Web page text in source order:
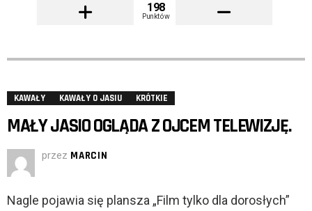
198
Punktów
KAWAŁY KAWAŁY O JASIU KRÓTKIE
MAŁY JASIO OGLĄDA Z OJCEM TELEWIZJĘ.
przez MARCIN
Nagle pojawia się plansza „Film tylko dla dorosłych”